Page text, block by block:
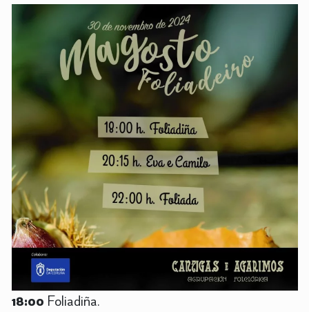
18:00 Foliadiña.